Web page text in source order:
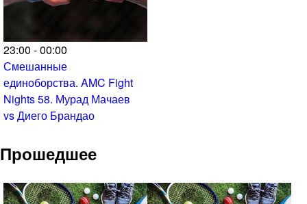
23:00 - 00:00
Смешанные
единоборства. AMC Fight
Nights 58. Мурад Мачаев
vs Диего Брандао
Прошедшее